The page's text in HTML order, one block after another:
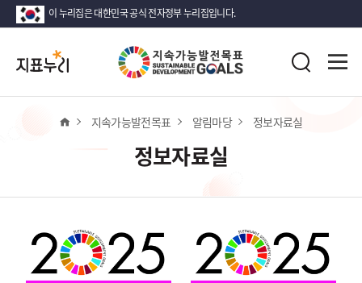
이 누리집은 대한민국 공식 전자정부 누리집입니다.
지
표
누
검
홈 지속가능발전목표 알림마당 정보자료실
정보자료실